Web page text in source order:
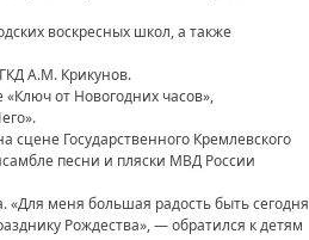
воскресных школ, а также
А.М. Крикунов.
от Новогодних часов»,
Государственного Кремлевского
песни и пляски МВД России
меня большая радость быть сегодня
Рождества», — обратился к детям